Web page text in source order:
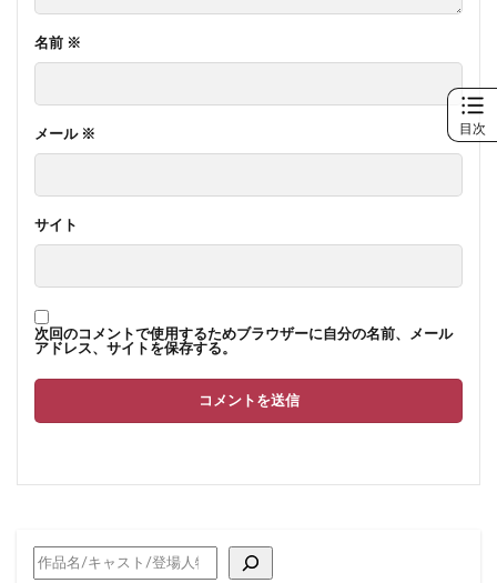
名前 ※
メール ※
サイト
次回のコメントで使用するためブラウザーに自分の名前、メール
アドレス、サイトを保存する。
目次